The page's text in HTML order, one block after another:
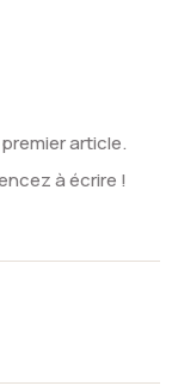
article.
à écrire !